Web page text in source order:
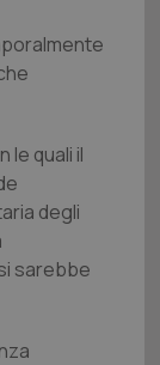
le quali il
degli
sarebbe